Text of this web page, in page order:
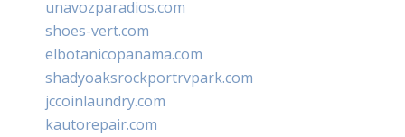
unavozparadios.com
shoes-vert.com
elbotanicopanama.com
shadyoaksrockportrvpark.com
jccoinlaundry.com
kautorepair.com